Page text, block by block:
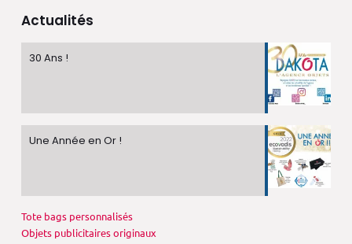
Actualités
30 Ans !
Une Année en Or !
Tote bags personnalisés
Objets publicitaires originaux